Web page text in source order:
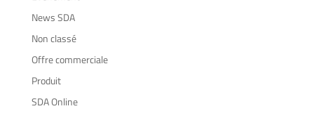
News SDA
Non classé
Offre commerciale
Produit
SDA Online